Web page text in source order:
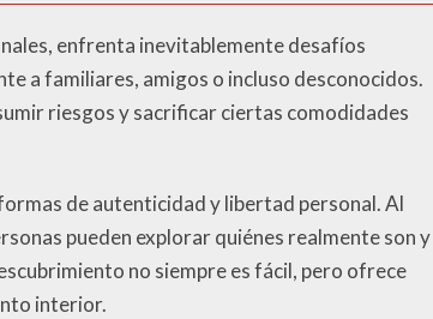
enfrenta inevitablemente desafíos
a familiares, amigos o incluso desconocidos.
riesgos y sacrificar ciertas comodidades
de autenticidad y libertad personal. Al
pueden explorar quiénes realmente son y
no siempre es fácil, pero ofrece
interior.